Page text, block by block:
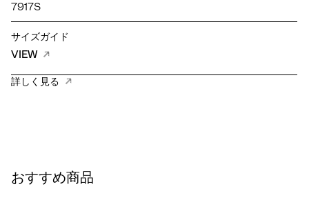
7917S
サイズガイド
VIEW
詳しく見る
おすすめ商品